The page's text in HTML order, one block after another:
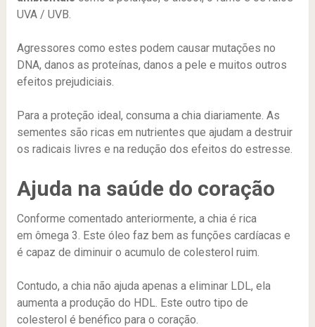
UVA / UVB.
Agressores como estes podem causar mutações no
DNA, danos as proteínas, danos a pele e muitos outros
efeitos prejudiciais.
Para a proteção ideal, consuma a chia diariamente. As
sementes são ricas em nutrientes que ajudam a destruir
os radicais livres e na redução dos efeitos do estresse.
Ajuda na saúde do coração
Conforme comentado anteriormente, a chia é rica
em ômega 3. Este óleo faz bem as funções cardíacas e
é capaz de diminuir o acumulo de colesterol ruim.
Contudo, a chia não ajuda apenas a eliminar LDL, ela
aumenta a produção do HDL. Este outro tipo de
colesterol é benéfico para o coração.